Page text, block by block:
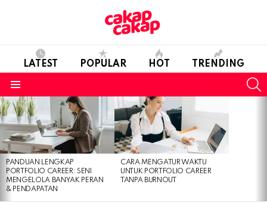
LATEST POPULAR HOT TRENDING
LATEST
STORIES
PANDUAN LENGKAP
PORTFOLIO CAREER: SENI
MENGELOLA BANYAK PERAN
& PENDAPATAN
CARA MENGATUR WAKTU
UNTUK PORTFOLIO CAREER
TANPA BURNOUT